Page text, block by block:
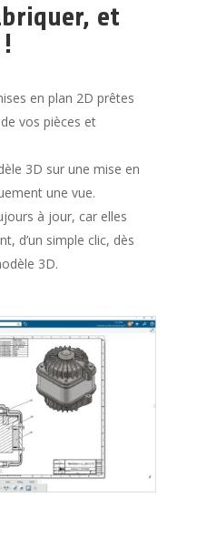
et
en plan 2D prêtes
vos pièces et
3D sur une mise en
une vue.
à jour, car elles
d’un simple clic, dès
3D.